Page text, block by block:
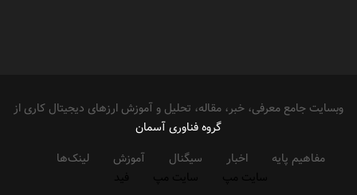
وبسایت جامع معرفی، خبر، مقاله، تحلیل و آموزش ارزهای دیجیتال کاری از
گروه فناوری آسمان
مفاهیم پایه
اخبار سیگنال آموزش
لینک‌ها